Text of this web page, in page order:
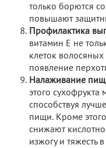
только борются
повышают
Профилактика
витамин Е не
клеток
появление
Налаживание
этого сухофрукта
способствуя
пищи. Кроме
снижают
изжогу и тяжесть